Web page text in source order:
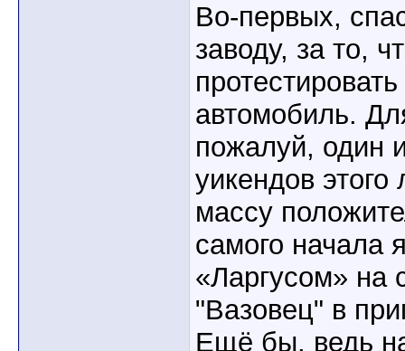
Во-первых,
заводу, за то,
автомобиль.
пожалуй, один
уикендов
массу
самого начала
«Ларгусом» на
"Вазовец" в
Ещё бы, ведь